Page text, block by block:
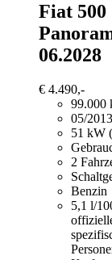
Fiat 500
06.2028
€ 4.490,-
99.000
05/2013
51 kW
2
Benzin
5,1 l/